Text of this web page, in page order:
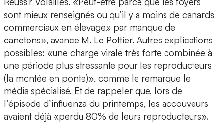
sont mieux renseignés ou qu’il y a moins de canards
commerciaux en élevage» par manque de
canetons», avance M. Le Pottier. Autres explications
possibles: «une charge virale très forte combinée à
une période plus stressante pour les reproducteurs
(la montée en ponte)», comme le remarque le
média spécialisé. Et de rappeler que, lors de
l’épisode d’influenza du printemps, les accouveurs
avaient déjà «perdu 80% de leurs reproducteurs».